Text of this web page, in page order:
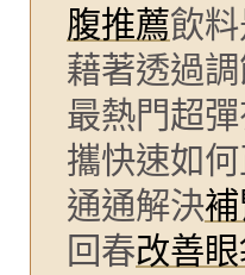
腹推薦飲
藉著透過
最熱門超
攜快速如
通通解決
回春改善